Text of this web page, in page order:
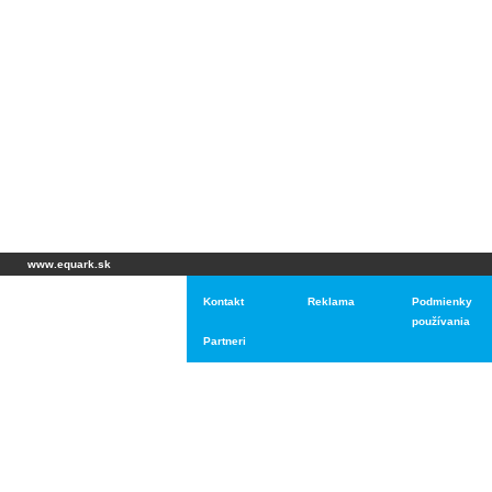
www.equark.sk
Kontakt Reklama
Podmienky
používania
Partneri